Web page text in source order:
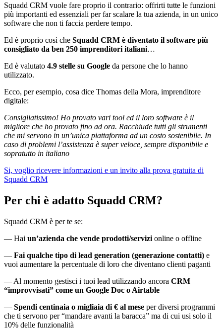
Squadd CRM vuole fare proprio il contrario: offrirti tutte le funzioni
più importanti ed essenziali per far scalare la tua azienda, in un unico
software che non ti faccia perdere tempo.
Ed è proprio così che Squadd CRM è diventato il software più
consigliato da ben 250 imprenditori italiani…
Ed è valutato 4.9 stelle su Google da persone che lo hanno
utilizzato.
Ecco, per esempio, cosa dice Thomas della Mora, imprenditore
digitale:
Consigliatissimo! Ho provato vari tool ed il loro software è il
migliore che ho provato fino ad ora. Racchiude tutti gli strumenti
che mi servono in un’unica piattaforma ad un costo sostenibile. In
caso di problemi l’assistenza è super veloce, sempre disponibile e
sopratutto in italiano
Si, voglio ricevere informazioni e un invito alla prova gratuita di
Squadd CRM
Per chi è adatto Squadd CRM?
Squadd CRM è per te se:
— Hai un’azienda che vende prodotti/servizi online o offline
— Fai qualche tipo di lead generation (generazione contatti) e
vuoi aumentare la percentuale di loro che diventano clienti paganti
— Al momento gestisci i tuoi lead utilizzando ancora CRM
“improvvisati” come un Google Doc o Airtable
— Spendi centinaia o migliaia di € al mese per diversi programmi
che ti servono per “mandare avanti la baracca” ma di cui usi solo il
10% delle funzionalità